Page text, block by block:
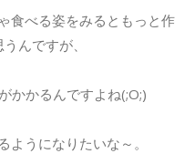
食べる姿をみるともっと作
んですが、
かかるんですよね(;O;)
ようになりたいな～。